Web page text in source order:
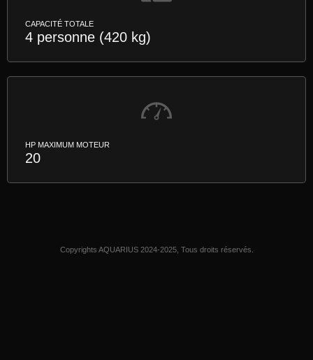
CAPACITÉ TOTALE
4 personne (420 kg)
HP MAXIMUM MOTEUR
20
Copyrights AQUARIUS 2024-2025, Tous droits réservés.